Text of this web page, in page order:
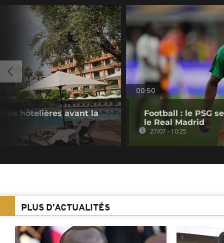
hôtelières avant la
00:50
Football : le PSG
le Real Madrid
27/07 - 10:25
PLUS D'ACTUALITÉS